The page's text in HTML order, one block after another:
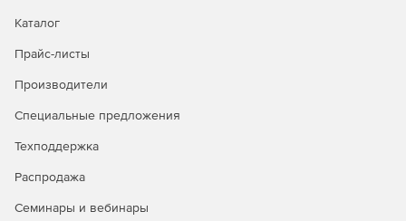
Высокий уровень безопасности: многоуровневая
шифрование данных. Сертификат ФСТЭК.
Переход на безбумажный документооборот: полная
ФЗ-63 и требований к СЭД госорганов.
Каталог
Прайс-листы
Производители
Специальные предложения
Техподдержка
Распродажа
Семинары и вебинары